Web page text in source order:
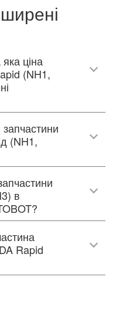
ціна
(NH1,
(NH1,
в
Rapid